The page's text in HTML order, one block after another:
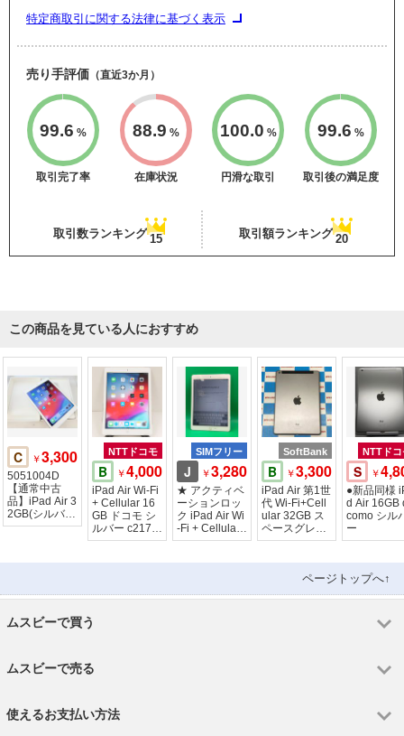
特定商取引に関する法律に基づく表示
売り手評価 （直近3か月）
99.6 %
取引完了率
88.9 %
在庫状況
100.0 %
円滑な取引
99.6 %
取引後の満足度
取引数ランキング 15 取引額ランキング 20
この商品を見ている人におすすめ
C ￥3,300
5051004D
【通常中古
品】iPad Air 3
2GB(シルバ
ー)Wi-Fiモデ
NTTドコモ
B ￥4,000
iPad Air Wi-Fi
+ Cellular 16
GB ドコモ シ
ルバー c2175
5
SIMフリー
J ￥3,280
★ アクティベ
ーションロッ
ク iPad Air Wi
-Fi + Cellular
16GB
SoftBank
B ￥3,300
iPad Air 第1世
代 Wi-Fi+Cell
ular 32GB ス
ペースグレイ
MD792J/A
NTTドコ
S ￥
●新品同様
d Air 16GB
como シル
ー
ページトップへ↑
ムスビーで買う
ムスビーで売る
使えるお支払い方法